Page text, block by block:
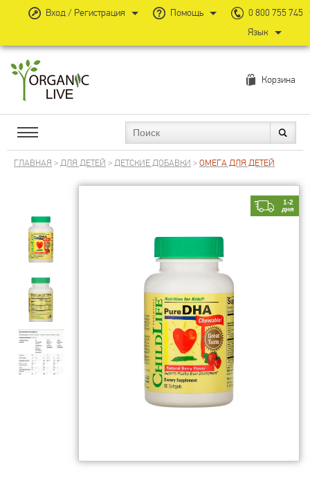
Корзина
ГЛАВНАЯ >ДЛЯ ДЕТЕЙ >ДЕТСКИЕ ДОБАВКИ >ОМЕГА ДЛЯ ДЕТЕЙ
1-2
дня
Вход / Регистрация Помощь
0 800 755 745
Язык